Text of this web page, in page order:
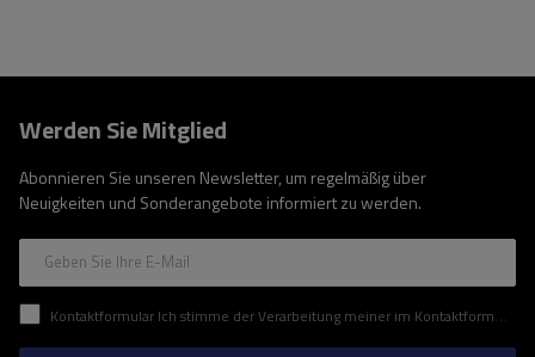
Werden Sie Mitglied
Abonnieren Sie unseren Newsletter, um regelmäßig über
Neuigkeiten und Sonderangebote informiert zu werden.
Geben Sie Ihre E-Mail
Kontaktformular Ich stimme der Verarbeitung meiner im Kontaktformular enthaltenen personenbezogenen Daten gemäß der Verordnung (EU) des Europäischen Parlaments und des Rates zu.